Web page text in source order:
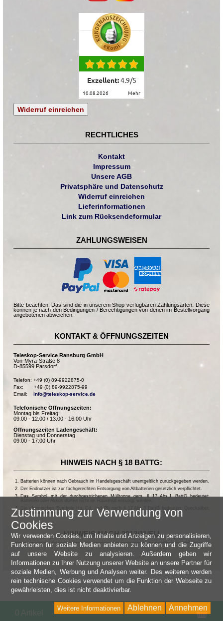
Exzellent:4.9/5
10.08.2026 mehr
Widerruf einreichen
RECHTLICHES
Kontakt
Impressum
Unsere AGB
Privatsphäre und Datenschutz
Widerruf einreichen
Lieferinformationen
Link zum Rücksendeformular
ZAHLUNGSWEISEN
Bitte beachten: Das sind die in unserem Shop verfügbaren Zahlungsarten. Diese
können je nach den Bedingungen / Berechtigungen von denen im Bestellvorgang
angebotenen abweichen.
KONTAKT & ÖFFNUNGSZEITEN
Teleskop-Service Ransburg GmbH
Von-Myra-Straße 8
D-85599 Parsdorf
Telefon: +49 (0) 89-9922875-0
Fax:       +49 (0) 89-9922875-99
Email: info@teleskop-service.de
Telefonische Öffnungszeiten:
Montag bis Freitag:
09.00 - 12.00 / 13.00 - 16.00 Uhr
Öffnungszeiten Ladengeschäft:
Dienstag und Donnerstag
09:00 - 17:00 Uhr
HINWEIS NACH § 18 BATTG:
Batterien können nach Gebrauch im Handelsgeschäft unentgeltlich zurückgegeben werden.
Der Endnutzer ist zur fachgerechten Entsorgung von Altbatterien gesetzlich verpflichtet.
Das Symbol mit der durchgestrichenen Mülltonne gem. § 17 Abs.1 BattG bedeutet:
Die chemischen Symbole Hg, Cd, und Pb nach § 17 Abs.3 BattG bedeuten: Quecksilber,
Cadmium und Blei.
HINWEIS NACH 2013/11/EU
Zustimmung zur Verwendung von
Cookies
Wir verwenden Cookies, um Inhalte und Anzeigen zu personalisieren,
Funktionen für soziale Medien anbieten zu können und die Zugriffe
auf unsere Website zu analysieren. Außerdem geben wir
Informationen zu Ihrer Nutzung unserer Website an unsere Partner für
soziale Medien, Werbung und Analysen weiter. Des weiteren werden
rein technische Cookies verwendet um die Funktion der Webseite zu
gewährleisten, dies ist nicht deaktivierbar.
Annehmen
Ablehnen
Weitere Informationen